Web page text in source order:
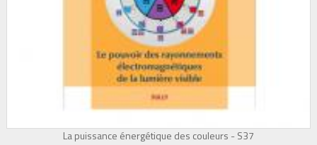
La puissance énergétique des couleurs - S37